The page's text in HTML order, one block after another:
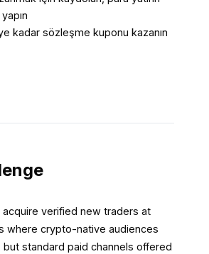
kadar sözleşme kuponu kazanın
verified new traders at
where crypto-native audiences
standard paid channels offered